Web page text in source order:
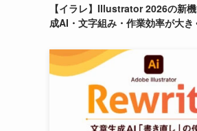
【イラレ】Illustrator 2026の新
成AI・文字組み・作業効率が大き